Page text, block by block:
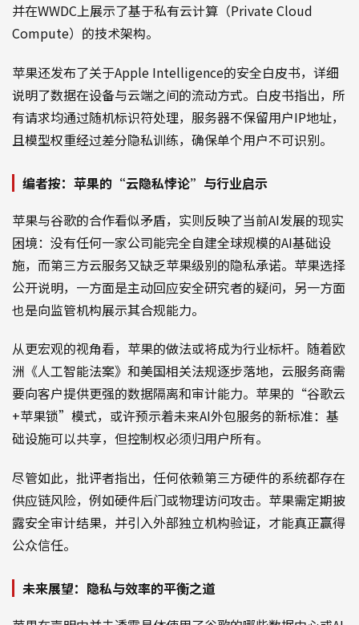
并在WWDC上展示了基于私有云计算（Private Cloud
Compute）的技术架构。
苹果还发布了关于Apple Intelligence的安全白皮书，详细
说明了数据在设备与云端之间的流动方式。白皮书指出，所
有请求均通过随机标识符处理，服务器不保留用户IP地址，
且模型权重经过差分隐私训练，确保单个用户不可识别。
编者按：苹果的“云隐私悖论”与行业启示
苹果与谷歌的合作看似矛盾，实则反映了当前AI发展的现实
困境：没有任何一家公司能完全自建全球规模的AI基础设
施，而第三方云服务又缺乏苹果级别的隐私承诺。苹果选择
公开说明，一方面是主动回应安全研究者的疑问，另一方面
也是向监管机构展示其合规能力。
从更宏观的视角看，苹果的做法或将成为行业标杆。随着欧
洲《人工智能法案》和美国相关法规逐步落地，云服务商需
要向客户提供更强的数据隔离和审计能力。苹果的“谷歌云
+苹果锁”模式，或许预示着未来AI外包服务的新标准：基
础设施可以共享，但控制权必须归用户所有。
尽管如此，批评者指出，任何依赖第三方硬件的系统都存在
供应链风险，例如硬件后门或物理访问攻击。苹果需定期披
露安全审计结果，并引入外部独立机构验证，才能真正赢得
公众信任。
未来展望：隐私与效率的平衡之道